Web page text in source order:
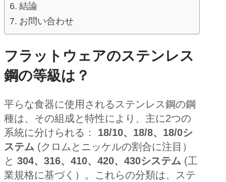
結論
お問い合わせ
フラットウェアのステンレス
鋼の等級は？
平らな食器に使用されるステンレス鋼の鋼
種は、その組成と特性により、主に2つの
系統に分けられる： 18/10、18/8、18/0シ
ステム (クロムとニッケルの割合に注目）
と 304、316、410、420、430システム (工
業規格に基づく）。これらの分類は、ステ